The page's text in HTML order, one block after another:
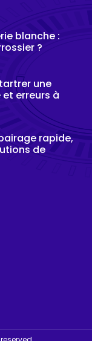
blanche :
?
une
erreurs à
rapide,
de